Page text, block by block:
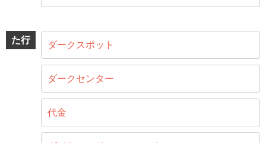
た行 ダークスポット
ダークセンター
代金